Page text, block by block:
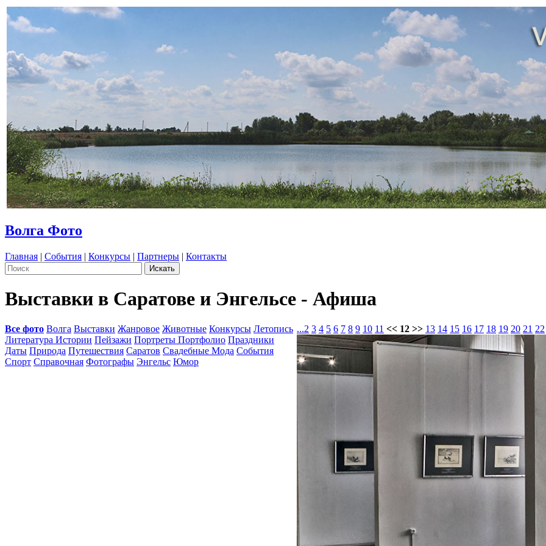
Волга Фото
Главная | События | Конкурсы | Партнеры | Контакты
Выставки в Саратове и Энгельсе - Афиша
Все фото Волга Выставки Жанровое Животные Конкурсы Летопись
Литература Истории Пейзажи Портреты Портфолио Праздники
Даты Природа Путешествия Саратов Свадебные Мода События
Спорт Справочная Фотографы Энгельс Юмор
...2 3 4 5 6 7 8 9 10 11 << 12 >> 13 14 15 16 17 18 19 20 21 22